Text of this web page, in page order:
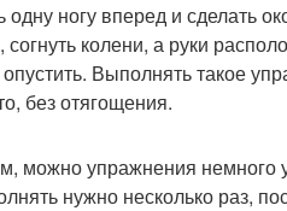
ногу вперед и сделать
колени, а руки
Выполнять такое
без отягощения.
можно упражнения немного
нужно несколько раз,